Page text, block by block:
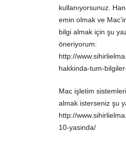
kullanıyorsunuz.
emin olmak ve
bilgi almak için şu
öneriyorum:
http://
hakkinda-tum-
Mac işletim
almak isterseniz şu
http://
10-yasinda/